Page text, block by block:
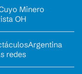
Minero
OH
Argentina
redes